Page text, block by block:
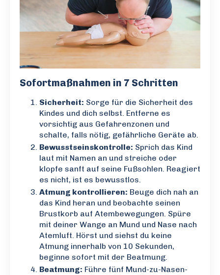
Sofortmaßnahmen in 7 Schritten
Sicherheit: Sorge für die Sicherheit des
Kindes und dich selbst. Entferne es
vorsichtig aus Gefahrenzonen und
schalte, falls nötig, gefährliche Geräte ab.
Bewusstseinskontrolle: Sprich das Kind
laut mit Namen an und streiche oder
klopfe sanft auf seine Fußsohlen. Reagiert
es nicht, ist es bewusstlos.
Atmung kontrollieren: Beuge dich nah an
das Kind heran und beobachte seinen
Brustkorb auf Atembewegungen. Spüre
mit deiner Wange an Mund und Nase nach
Atemluft. Hörst und siehst du keine
Atmung innerhalb von 10 Sekunden,
beginne sofort mit der Beatmung.
Beatmung: Führe fünf Mund-zu-Nasen-